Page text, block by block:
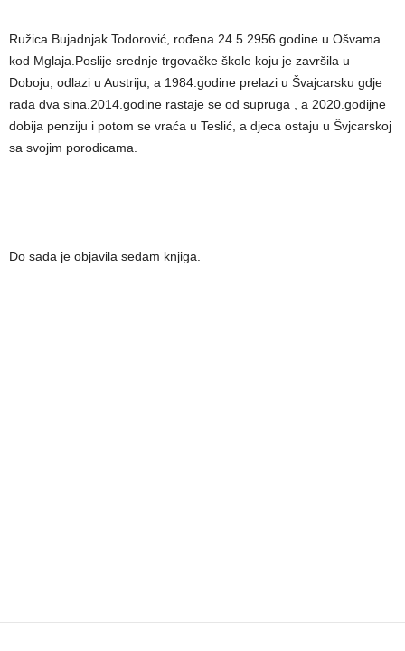
Ružica Bujadnjak Todorović, rođena 24.5.2956.godine u Ošvama
kod Mglaja.Poslije srednje trgovačke škole koju je završila u
Doboju, odlazi u Austriju, a 1984.godine prelazi u Švajcarsku gdje
rađa dva sina.2014.godine rastaje se od supruga , a 2020.godijne
dobija penziju i potom se vraća u Teslić, a djeca ostaju u Švjcarskoj
sa svojim porodicama.
Do sada je objavila sedam knjiga.